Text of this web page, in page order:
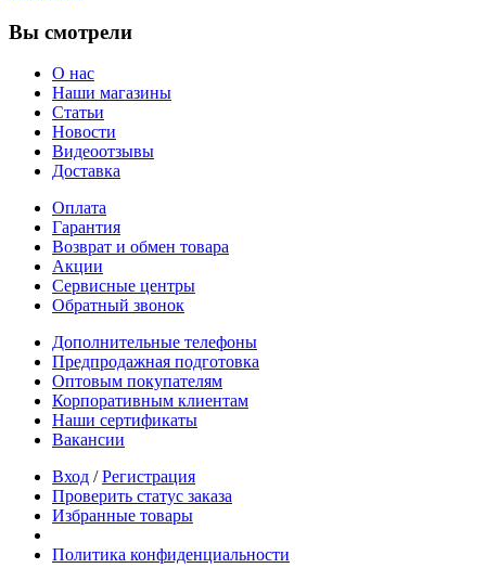
Вы смотрели
О нас
Наши магазины
Статьи
Новости
Видеоотзывы
Доставка
Оплата
Гарантия
Возврат и обмен товара
Акции
Сервисные центры
Обратный звонок
Дополнительные телефоны
Предпродажная подготовка
Оптовым покупателям
Корпоративным клиентам
Наши сертификаты
Вакансии
Вход /Регистрация
Проверить статус заказа
Избранные товары
Политика конфиденциальности